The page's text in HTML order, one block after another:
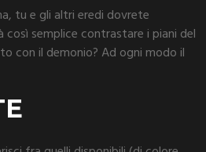
tu e gli altri eredi dovrete
così semplice contrastare i piani del
con il demonio? Ad ogni modo il